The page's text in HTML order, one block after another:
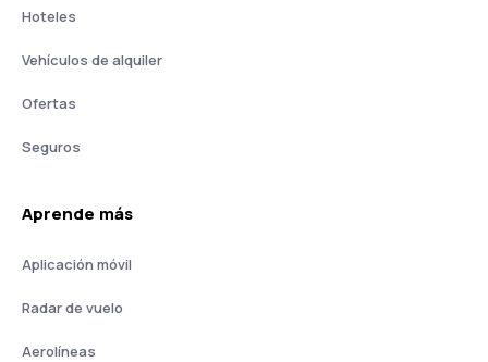
Hoteles
Vehículos de alquiler
Ofertas
Seguros
Aprende más
Aplicación móvil
Radar de vuelo
Aerolíneas